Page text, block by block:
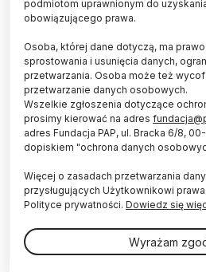
dobrzy, uważał za skazane z
niepowodzenie” </strong>–
Warszawskiego podczas
<strong>„Filozofia i
Spotkanie z okazji
Chopinowskiego
im. Fryderyka Chopina i
Uniwersytetu Warszawskiego.
udział filozofowie,
Dyskutowano o szeroko
nad muzyką, m.in. o
Fryderyka Chopina,
podmiotom uprawnionym do
obowiązującego prawa.
Osoba, której dane dotyczą, ma
sprostowania i usunięcia danych,
przetwarzania. Osoba może też
przetwarzanie danych osobowych.
Wszelkie zgłoszenia dotyczące
prosimy kierować na adres
adres Fundacja PAP, ul. Bracka 6/8,
dopiskiem "ochrona danych
Więcej o zasadach przetwarzania
przysługujących Użytkownikowi
Polityce prywatności. Dowiedz się
Wyrażam